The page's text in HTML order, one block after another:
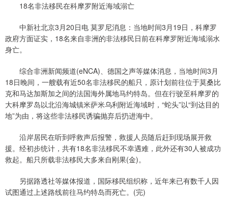
18名非法移民在科摩罗附近海域溺亡
中新社北京3月20日电 莫罗尼消息：当地时间3月19日，科摩罗
政府方面证实，18名来自非洲的非法移民日前在科摩罗附近海域溺水
身亡。
综合非洲新闻频道(eNCA)、德国之声等媒体消息，当地时间3月
18日晚间，一艘载有近50名非法移民的船只，原计划前往位于莫桑比
克和马达加斯加之间的法国海外属地马约特岛。但在行驶至科摩罗的
大科摩罗岛以北沿海城镇米萨米乌利附近海域时，“蛇头”以“到达目的
地”为由，将这些非法移民诱骗抛弃后扔进海中。
沿岸居民在听到呼救声后报警，救援人员随后赶到现场展开救
援。经初步统计，共有18名非法移民不幸遇难，此外还有30人被成功
救起。船只所载非法移民大多来自刚果(金)。
另据路透社等媒体报道，国际移民组织称，近年来已有数千人因
试图通过上述路线前往马约特岛而死亡。(完)